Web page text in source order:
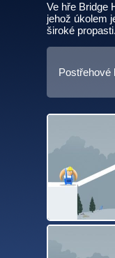
Ve hře Bridge
jehož úkolem
široké propasti.
Postřehové